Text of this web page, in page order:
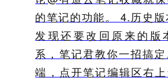
的笔记的功能。 4.历史
发现还要改回原来的版
系，笔记君教你一招搞
端，点开笔记编辑区右上